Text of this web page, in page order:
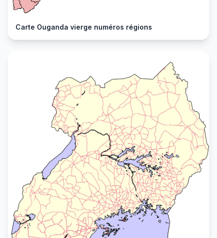
Carte Ouganda vierge numéros régions